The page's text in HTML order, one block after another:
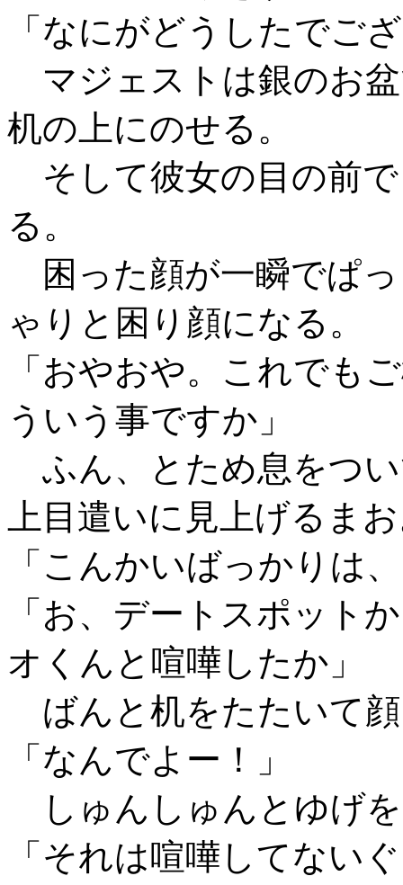
「なにがどうしたでご
マジェストは銀のお
机の上にのせる。
そして彼女の目の前
る。
困った顔が一瞬でぱ
ゃりと困り顔になる。
「おやおや。これでも
ういう事ですか」
ふん、とため息をつ
上目遣いに見上げるま
「こんかいばっかりは
「お、デートスポット
オくんと喧嘩したか」
ばんと机をたたいて
「なんでよー！」
しゅんしゅんとゆげ
「それは喧嘩してない